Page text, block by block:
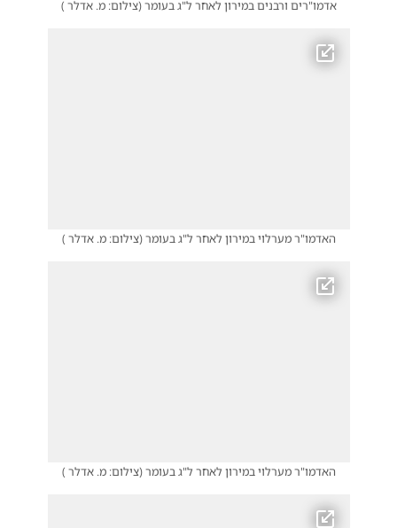
אדמו"רים ורבנים במירון לאחר ל"ג בעומר(צילום: מ. אדלר )
האדמו"ר מערלוי במירון לאחר ל"ג בעומר(צילום: מ. אדלר )
האדמו"ר מערלוי במירון לאחר ל"ג בעומר(צילום: מ. אדלר )